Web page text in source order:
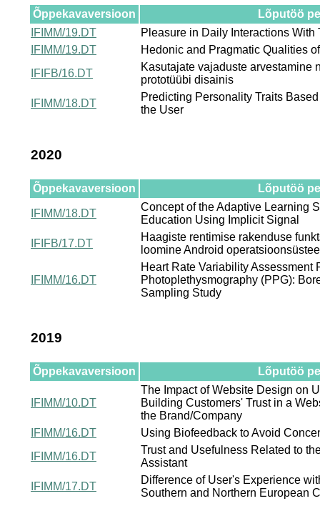
Õppekavaversioon
Lõputöö
IFIMM/19.DT
Pleasure in Daily Interactions With
IFIMM/19.DT
Hedonic and Pragmatic Qualities
IFIFB/16.DT
Kasutajate vajaduste arvestamine
prototüübi disainis
IFIMM/18.DT
Predicting Personality Traits
the User
2020
Õppekavaversioon Lõputöö
IFIMM/18.DT
Concept of the Adaptive Learning
Education Using Implicit Signal
IFIFB/17.DT
Haagiste rentimise rakenduse
loomine Android
IFIMM/16.DT
Heart Rate Variability Assessment
Photoplethysmography (PPG):
Sampling Study
2019
Õppekavaversioon Lõputöö
IFIMM/10.DT
The Impact of Website Design on
Building Customers' Trust in a
the Brand/Company
IFIMM/16.DT
Using Biofeedback to Avoid
IFIMM/16.DT
Trust and Usefulness Related to
Assistant
IFIMM/17.DT
Difference of User's Experience
Southern and Northern European